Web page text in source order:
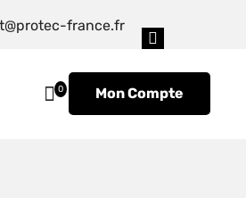
france.fr
0 Mon Compte